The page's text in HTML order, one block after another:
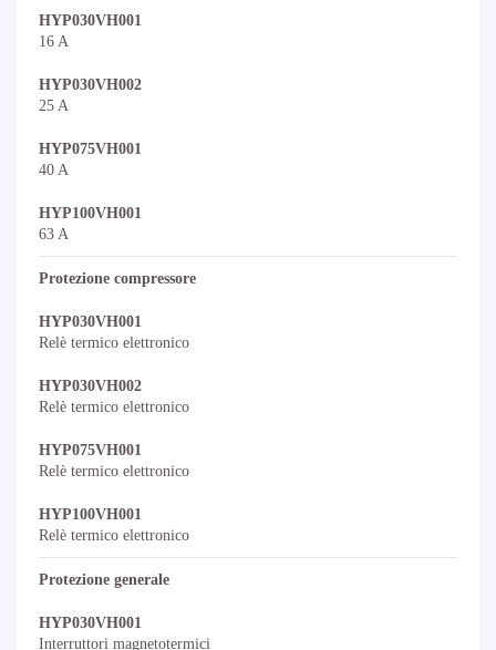
HYP030VH001
16 A
HYP030VH002
25 A
HYP075VH001
40 A
HYP100VH001
63 A
Protezione compressore
HYP030VH001
Relè termico elettronico
HYP030VH002
Relè termico elettronico
HYP075VH001
Relè termico elettronico
HYP100VH001
Relè termico elettronico
Protezione generale
HYP030VH001
Interruttori magnetotermici